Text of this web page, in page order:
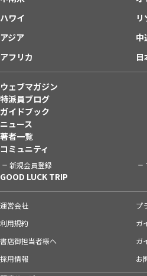
ハワイ
アジア
中
アフリカ
日
ウェブマガジン
特派員ブログ
ガイドブック
ニュース
著者一覧
コミュニティ
新規会員登録
GOOD LUCK TRIP
運営会社
プ
利用規約
ガ
書店御担当者様へ
ガ
採用情報
お